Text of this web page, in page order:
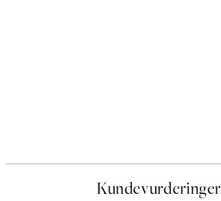
Kundevurderinger